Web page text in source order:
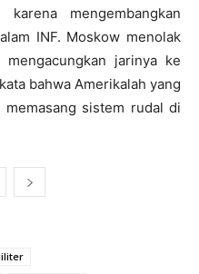
mengembangkan
INF. Moskow menolak
jarinya ke
bahwa Amerikalah yang
memasang sistem rudal di